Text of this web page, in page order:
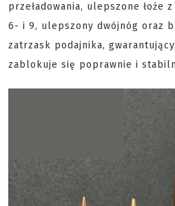
przeładowania, ulepszone łoże
6- i 9, ulepszony dwójnóg oraz
zatrzask podajnika,
zablokuje się poprawnie i